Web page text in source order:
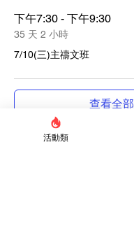
下午7:30 - 下午9:30
35 天 2 小時
7/10(三)主禱文班
查看全部
活動類